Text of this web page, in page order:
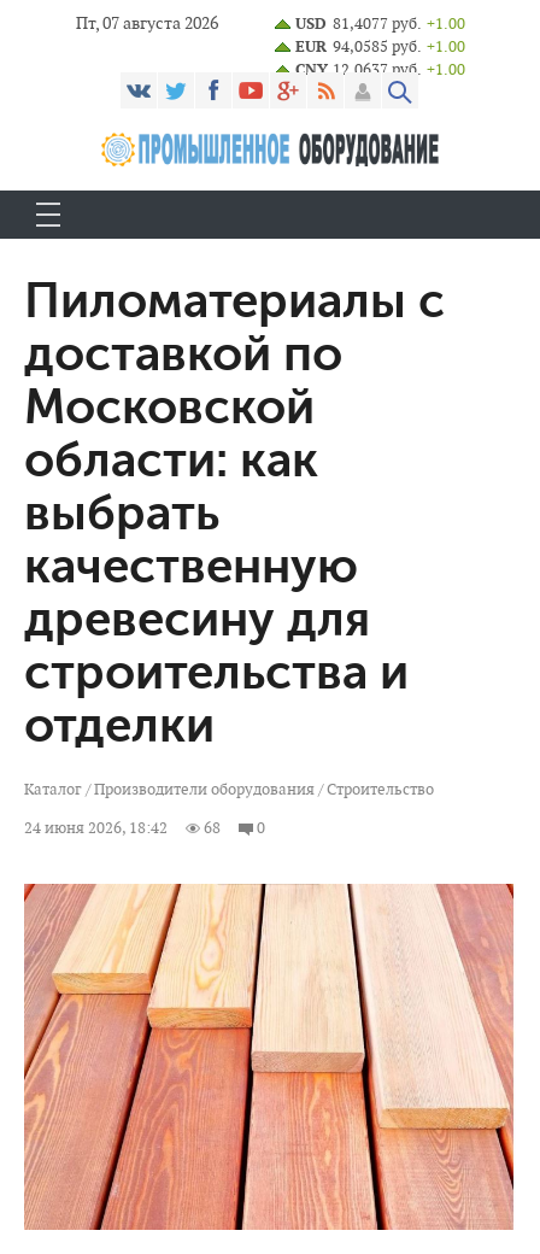
Пт, 07 августа 2026 USD 81,4077 руб. +1.00
EUR 94,0585 руб. +1.00
CNY 12,0637 руб. +1.00
Пиломатериалы с
доставкой по
Московской
области: как
выбрать
качественную
древесину для
строительства и
отделки
Каталог/Производители оборудования/Строительство
24 июня 2026, 18:42
68 0